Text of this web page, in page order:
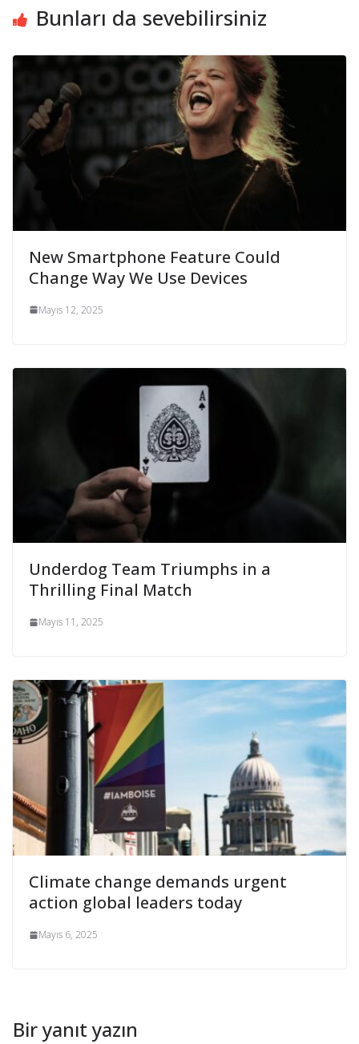
Bunları da sevebilirsiniz
New Smartphone Feature Could
Change Way We Use Devices
Mayıs 12, 2025
Underdog Team Triumphs in a
Thrilling Final Match
Mayıs 11, 2025
Climate change demands urgent
action global leaders today
Mayıs 6, 2025
Bir yanıt yazın